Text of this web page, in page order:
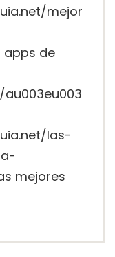
mejor
apps de
las-
mejores